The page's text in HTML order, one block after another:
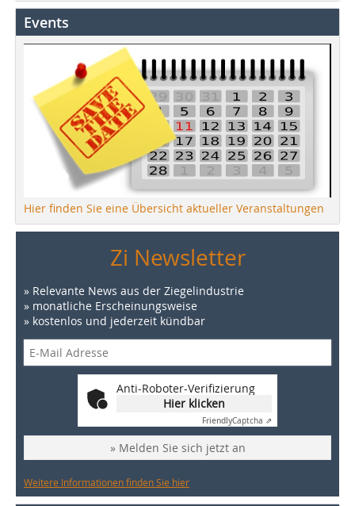
Events
Hier finden Sie eine Übersicht aktueller Veranstaltungen
Zi Newsletter
» Relevante News aus der Ziegelindustrie
» monatliche Erscheinungsweise
» kostenlos und jederzeit kündbar
Anti-Roboter-Verifizierung
Hier klicken
FriendlyCaptcha ⇗
» Melden Sie sich jetzt an
Weitere Informationen finden Sie hier